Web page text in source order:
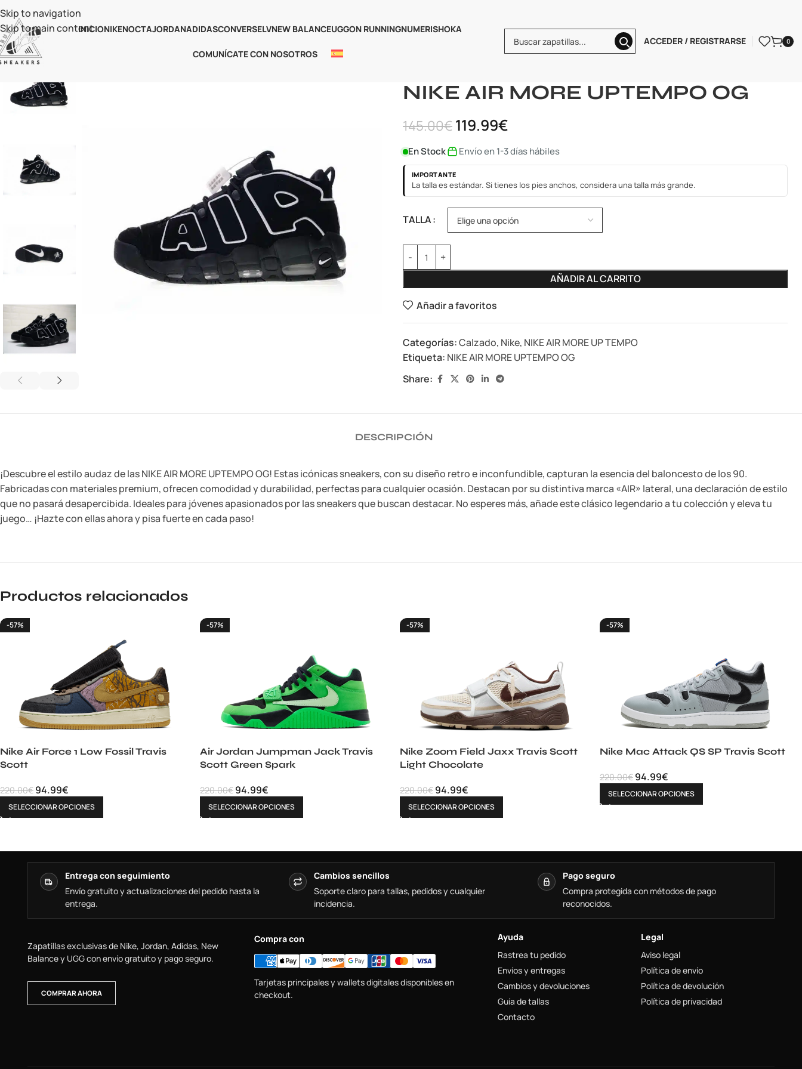
Skip to navigation
Skip to main content
INICIONIKENOCTAJORDANADIDASCONVERSELVNEW BALANCEUGGON RUNNINGNUMERISHOKA
COMUNÍCATE CON NOSOTROS
ACCEDER / REGISTRARSE 0
NIKE AIR MORE UPTEMPO OG
145.00€119.99€
En Stock Envío en 1-3 días hábiles
IMPORTANTE
La talla es estándar. Si tienes los pies anchos, considera una talla más grande.
TALLA
AÑADIR AL CARRITO
Añadir a favoritos
Categorías:Calzado, Nike, NIKE AIR MORE UP TEMPO
Etiqueta: NIKE AIR MORE UPTEMPO OG
Share:
DESCRIPCIÓN
¡Descubre el estilo audaz de las NIKE AIR MORE UPTEMPO OG! Estas icónicas sneakers, con su diseño retro e inconfundible, capturan la esencia del baloncesto de los 90.
Fabricadas con materiales premium, ofrecen comodidad y durabilidad, perfectas para cualquier ocasión. Destacan por su distintiva marca «AIR» lateral, una declaración de estilo
que no pasará desapercibida. Ideales para jóvenes apasionados por las sneakers que buscan destacar. No esperes más, añade este clásico legendario a tu colección y eleva tu
juego… ¡Hazte con ellas ahora y pisa fuerte en cada paso!
Productos relacionados
-57%
Nike Air Force 1 Low Fossil Travis
Scott
220.00€ 94.99€
SELECCIONAR OPCIONES
-57%
Air Jordan Jumpman Jack Travis
Scott Green Spark
220.00€ 94.99€
SELECCIONAR OPCIONES
-57%
Nike Zoom Field Jaxx Travis Scott
Light Chocolate
220.00€ 94.99€
SELECCIONAR OPCIONES
-57%
Nike Mac Attack QS SP Travis Scott
220.00€ 94.99€
SELECCIONAR OPCIONES
Entrega con seguimiento
Envío gratuito y actualizaciones del pedido hasta la
entrega.
Cambios sencillos
Soporte claro para tallas, pedidos y cualquier
incidencia.
Pago seguro
Compra protegida con métodos de pago
reconocidos.
Zapatillas exclusivas de Nike, Jordan, Adidas, New
Balance y UGG con envío gratuito y pago seguro.
COMPRAR AHORA
Compra con
Tarjetas principales y wallets digitales disponibles en
checkout.
Ayuda
Rastrea tu pedido
Envíos y entregas
Cambios y devoluciones
Guía de tallas
Contacto
Legal
Aviso legal
Política de envío
Política de devolución
Política de privacidad